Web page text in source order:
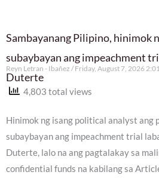
Sambayanang Pilipino, hinimok
subaybayan ang impeachment
Duterte
Reyn Letran - Ibañez Friday, August 7, 2026
4,803 total views
Hinimok ng isang political analyst ang
subaybayan ang impeachment trial
Duterte, lalo na ang pagtalakay sa
confidential funds na kabilang sa